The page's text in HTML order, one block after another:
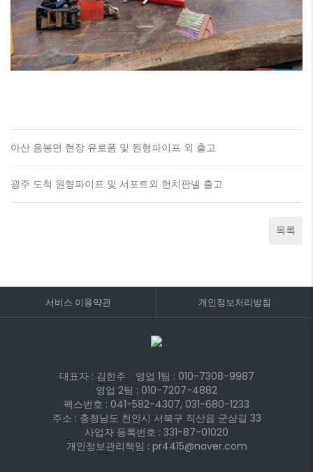
아산 음봉면 현장 유로폼 및 원형파이프 외 출고
광주 도척 원형파이프 및 서포트외 헌치판넬 출고
목록
서비스 이용약관 개인정보처리방침
대표자 : 김한주 영업 1팀 : 010-7308-9987
영업 2팀 : 010-7207-4882
팩스번호 : 041-582-4307, 031-680-1233
주소 : 충청남도 천안시 서북구 직산읍 군삼길 33
사업자 등록번호 : 331-87-01020
개인정보관리책임 : pr4415@naver.com